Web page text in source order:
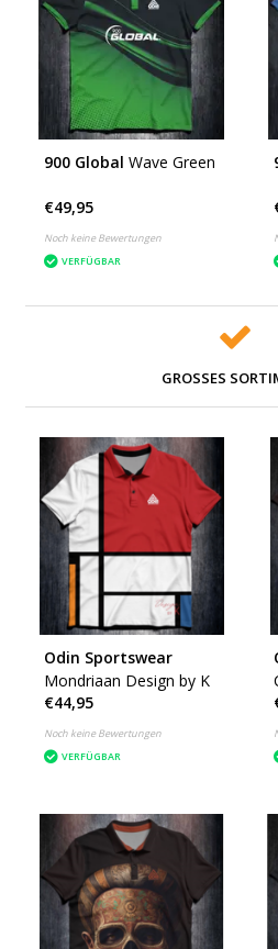
900 Global Wave Green
€49,95
Noch keine Bewertungen
VERFÜGBAR
GROSSES
Odin Sportswear
Mondriaan Design by K
€44,95
Noch keine Bewertungen
VERFÜGBAR